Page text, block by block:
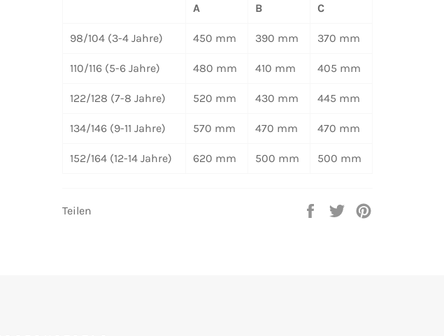
A
B C
98/104 (3-4 Jahre) 450 mm 390 mm 370 mm
110/116 (5-6 Jahre) 480 mm 410 mm 405 mm
122/128 (7-8 Jahre) 520 mm 430 mm 445 mm
134/146 (9-11 Jahre) 570 mm 470 mm 470 mm
152/164 (12-14 Jahre) 620 mm 500 mm 500 mm
Teilen
Auf
Auf